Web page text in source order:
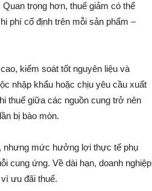
trọng hơn, thuế giảm có thể
phí cố định trên mỗi sản phẩm –
kiểm soát tốt nguyên liệu và
nhập khẩu hoặc chịu yêu cầu xuất
thuế giữa các nguồn cung trở nên
bị bào mòn.
nhưng mức hưởng lợi thực tế phụ
cung ứng. Về dài hạn, doanh nghiệp
ưu đãi thuế.